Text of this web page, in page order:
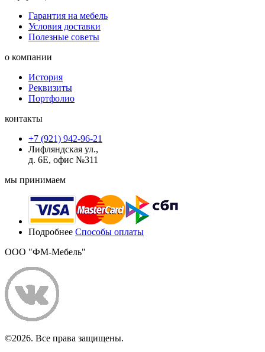
Гарантия на мебель
Условия доставки
Полезные советы
о компании
История
Реквизиты
Портфолио
контакты
+7 (921) 942-96-21
Лифляндская ул.,
д. 6Е, офис №311
мы принимаем
Подробнее Способы оплаты
ООО "ФМ-Мебель"
©2026. Все права защищены.